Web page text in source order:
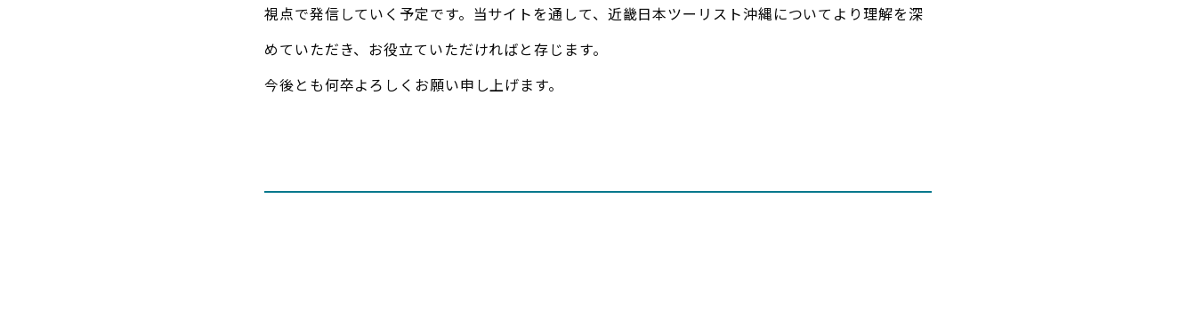
視点で発信していく予定です。当サイトを通して、近畿日本ツーリスト沖縄についてより理解を深
めていただき、お役立ていただければと存じます。
今後とも何卒よろしくお願い申し上げます。